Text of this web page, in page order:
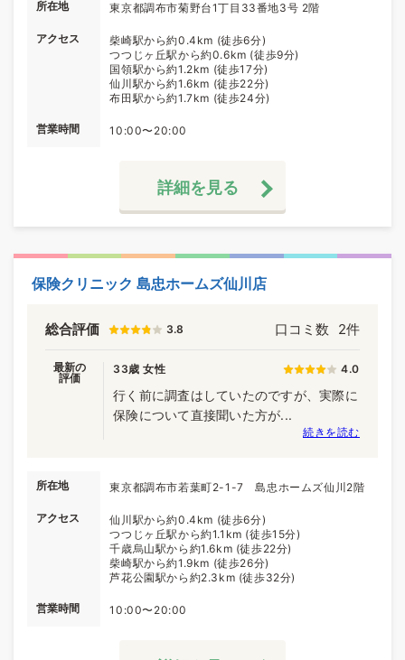
所在地 東京都調布市菊野台1丁目33番地3号 2階
アクセス
柴崎駅から約0.4km (徒歩6分)
つつじヶ丘駅から約0.6km (徒歩9分)
国領駅から約1.2km (徒歩17分)
仙川駅から約1.6km (徒歩22分)
布田駅から約1.7km (徒歩24分)
営業時間 10:00〜20:00
詳細を見る
保険クリニック 島忠ホームズ仙川店
総合評価 3.8 口コミ数 2件
最新の
評価
33歳 女性 4.0
行く前に調査はしていたのですが、実際に
保険について直接聞いた方が...
続きを読む
所在地 東京都調布市若葉町2-1-7 島忠ホームズ仙川2階
アクセス
仙川駅から約0.4km (徒歩6分)
つつじヶ丘駅から約1.1km (徒歩15分)
千歳烏山駅から約1.6km (徒歩22分)
柴崎駅から約1.9km (徒歩26分)
芦花公園駅から約2.3km (徒歩32分)
営業時間 10:00〜20:00